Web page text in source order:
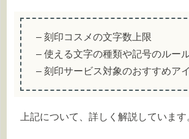
– 刻印コスメの文字数上限
– 使える文字の種類や記号のルー
– 刻印サービス対象のおすすめア
上記について、詳しく解説しています